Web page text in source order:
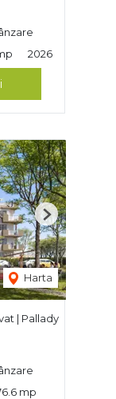
2026
Harta
Next
| Pallady
mp